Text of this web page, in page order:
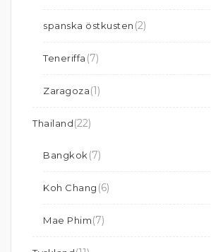
spanska östkusten (2)
Teneriffa (7)
Zaragoza(1)
Thailand(22)
Bangkok (7)
Koh Chang (6)
Mae Phim(7)